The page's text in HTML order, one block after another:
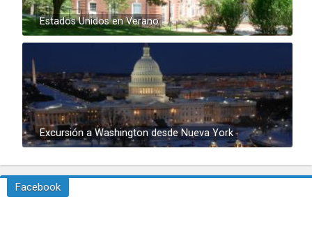
Estados Unidos en Verano
Excursión a Washington desde Nueva York
Facebook